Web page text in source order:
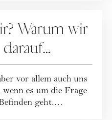
Warum wir
vor allem auch uns
es um die Frage
geht.